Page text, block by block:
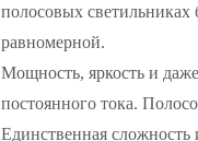
полосовых
равномерной.
Мощность, яркость и
постоянного тока.
Единственная сложность